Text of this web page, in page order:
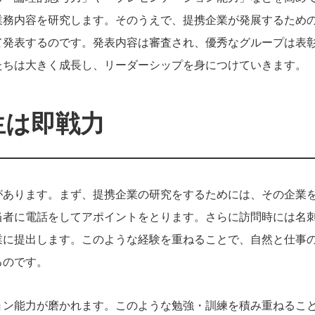
内容を研究します。そのうえで、提携企業が発展するため
表するのです。発表内容は審査され、優秀なグループは表
は大きく成長し、リーダーシップを身につけていきます。
即戦力
ります。まず、提携企業の研究をするためには、その企業
に電話をしてアポイントをとります。さらに訪問時には名
提出します。このような経験を重ねることで、自然と仕事
です。
能力が磨かれます。このような勉強・訓練を積み重ねるこ